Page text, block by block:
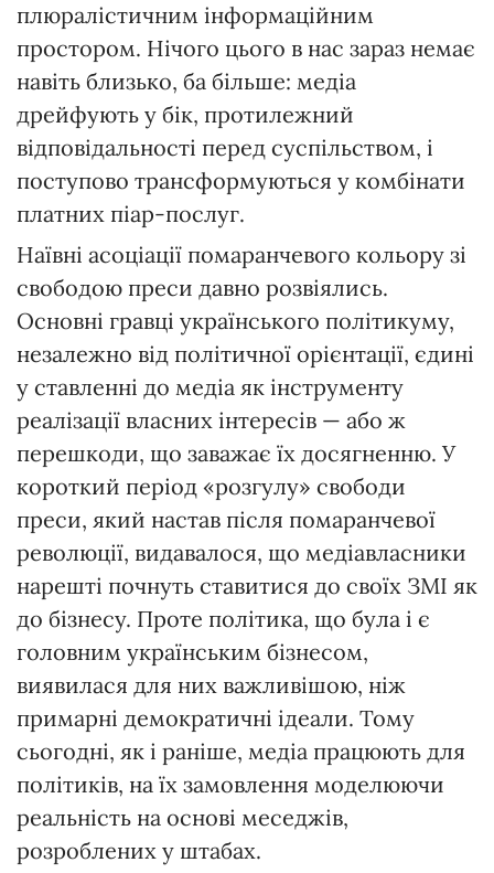
плюралістичним інформаційним
простором. Нічого цього в нас зараз немає
навіть близько, ба більше: медіа
дрейфують у бік, протилежний
відповідальності перед суспільством, і
поступово трансформуються у комбінати
платних піар-послуг.
Наївні асоціації помаранчевого кольору зі
свободою преси давно розвіялись.
Основні гравці українського політикуму,
незалежно від політичної орієнтації, єдині
у ставленні до медіа як інструменту
реалізації власних інтересів — або ж
перешкоди, що заважає їх досягненню. У
короткий період «розгулу» свободи
преси, який настав після помаранчевої
революції, видавалося, що медіавласники
нарешті почнуть ставитися до своїх ЗМІ як
до бізнесу. Проте політика, що була і є
головним українським бізнесом,
виявилася для них важливішою, ніж
примарні демократичні ідеали. Тому
сьогодні, як і раніше, медіа працюють для
політиків, на їх замовлення моделюючи
реальність на основі меседжів,
розроблених у штабах.